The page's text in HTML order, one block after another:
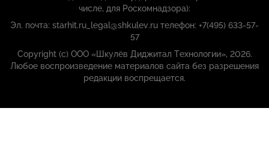
числе, для Роскомнадзора):
Эл. почта: starhit.ru_legal@shkulev.ru телефон: +7(495) 633-57-
57
Copyright (с) ООО «Шкулёв Диджитал Технологии», 2026.
Любое воспроизведение материалов сайта без разрешения
редакции воспрещается.